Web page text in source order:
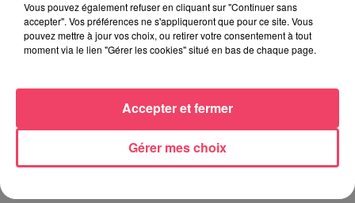
PAS...
JEUX
C'est plus ou c'est moins : Jusqu'à 300€ à gagner
Jouez malin et visez le gros gain ! Chaque
jour à 8h50 avec Kris dans le Big Morning
Vous pouvez également refuser en cliquant sur "Continuer sans
accepter". Vos préférences ne s'appliqueront que pour ce site. Vous
pouvez mettre à jour vos choix, ou retirer votre consentement à tout
moment via le lien "Gérer les cookies" situé en bas de chaque page.
Gérer mes choix
Accepter et fermer